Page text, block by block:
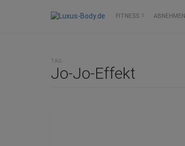
FITNESS ABNEHMEN
TAG
Jo-Jo-Effekt